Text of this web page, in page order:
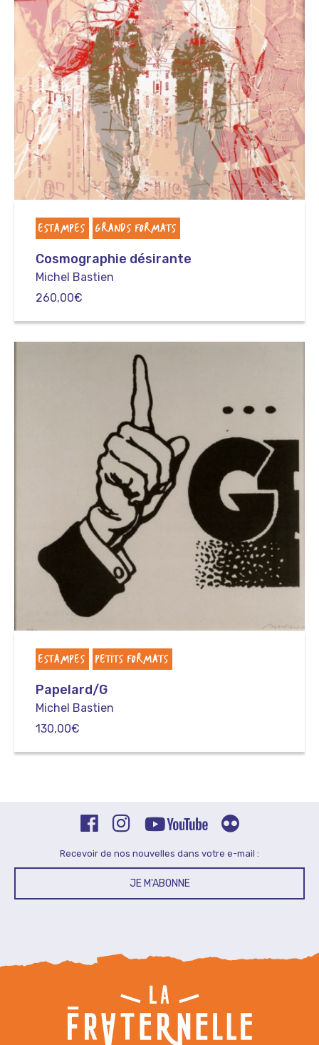
ESTAMPES GRANDS FORMATS
Cosmographie désirante
Michel Bastien
260,00€
ESTAMPES PETITS FORMATS
Papelard/G
Michel Bastien
130,00€
Recevoir de nos nouvelles dans votre e-mail :
JE M'ABONNE